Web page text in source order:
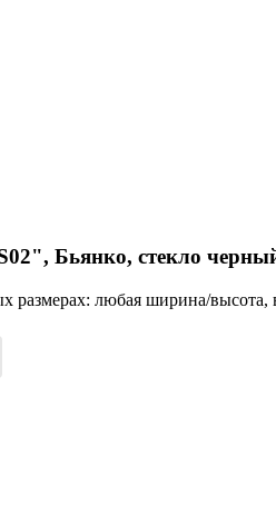
Бьянко, стекло
размерах: любая ширина/